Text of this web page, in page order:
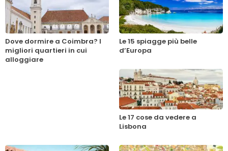
Dove dormire a Coimbra? I
migliori quartieri in cui
alloggiare
Le 15 spiagge più belle
d’Europa
Le 17 cose da vedere a
Lisbona